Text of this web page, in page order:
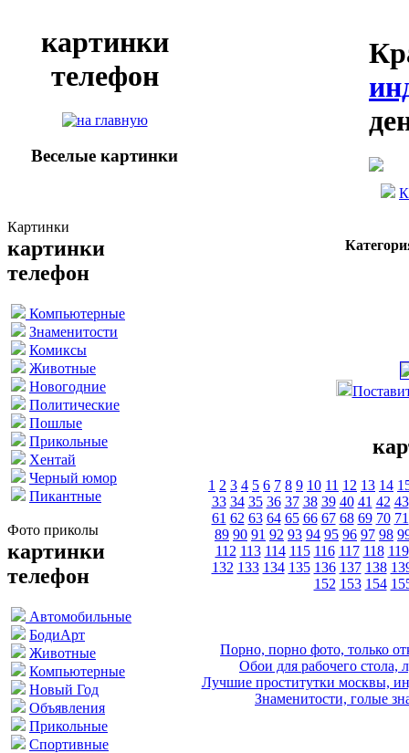
картинки
телефон
Веселые картинки
Картинки
картинки
телефон
Компьютерные
Знаменитости
Комиксы
Животные
Новогодние
Политические
Пошлые
Прикольные
Хентай
Черный юмор
Пикантные
Фото приколы
картинки
телефон
Автомобильные
БодиАрт
Животные
Компьютерные
Новый Год
Объявления
Прикольные
Спортивные
1 2 3 4 5 6 7 8 9 10 11 12 13 14
33 34 35 36 37 38 39 40 41 42 43
61 62 63 64 65 66 67 68 69 70 71
89 90 91 92 93 94 95 96 97 98
112 113 114 115 116 117 118 119
132 133 134 135 136 137 138
152 153 154
Порно, порно фото, только
Обои для рабочего стола,
Лучшие проститутки москвы,
Знаменитости, голые